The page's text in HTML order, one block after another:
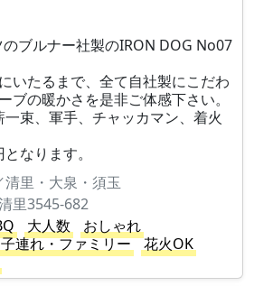
ブルナー社製のIRON DOG No07
いたるまで、全て自社製にこだわ
ブの暖かさを是非ご体感下さい。
束、軍手、チャッカマン、着火
なります。
里・大泉・須玉
里3545-682
大人数
おしゃれ
子連れ・ファミリー
花火OK